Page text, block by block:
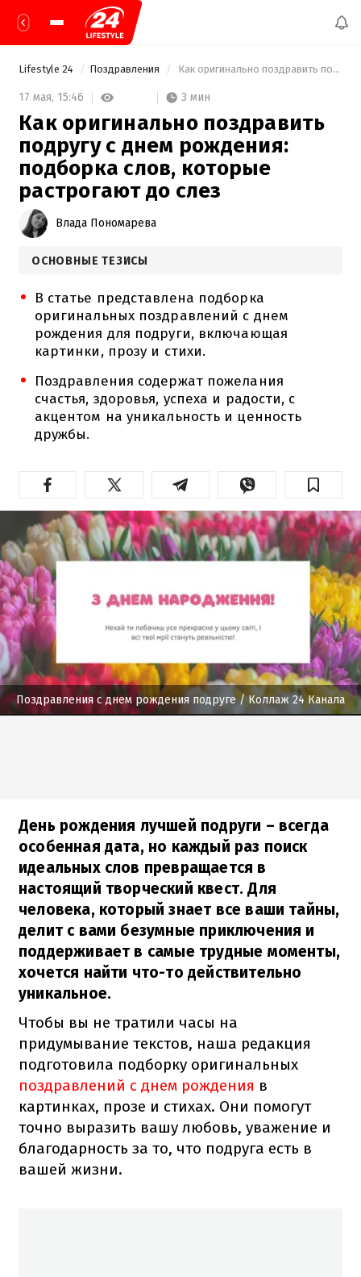
Lifestyle 24 Поздравления Как оригинально поздравить подругу с днем рождения: подборка слов, которые растрогают до слез
17 мая, 15:46 3 мин
Как оригинально поздравить
подругу с днем рождения:
подборка слов, которые
растрогают до слез
Влада Пономарева
ОСНОВНЫЕ ТЕЗИСЫ
В статье представлена подборка
оригинальных поздравлений с днем
рождения для подруги, включающая
картинки, прозу и стихи.
Поздравления содержат пожелания
счастья, здоровья, успеха и радости, с
акцентом на уникальность и ценность
дружбы.
Поздравления с днем рождения подруге/ Коллаж 24 Канала
День рождения лучшей подруги – всегда
особенная дата, но каждый раз поиск
идеальных слов превращается в
настоящий творческий квест. Для
человека, который знает все ваши тайны,
делит с вами безумные приключения и
поддерживает в самые трудные моменты,
хочется найти что-то действительно
уникальное.
Чтобы вы не тратили часы на
придумывание текстов, наша редакция
подготовила подборку оригинальных
поздравлений с днем рождения в
картинках, прозе и стихах. Они помогут
точно выразить вашу любовь, уважение и
благодарность за то, что подруга есть в
вашей жизни.